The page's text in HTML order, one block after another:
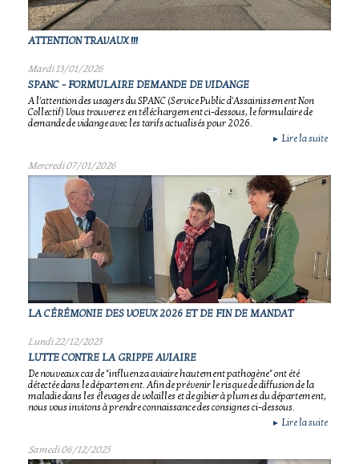
ATTENTION TRAVAUX !!!
Mardi 13/01/2026
SPANC - FORMULAIRE DEMANDE DE VIDANGE
A l'attention des usagers du SPANC (Service Public d'Assainissement Non
Collectif) Vous trouverez en téléchargement ci-dessous, le formulaire de
demande de vidange avec les tarifs actualisés pour 2026.
► Lire la suite
Mercredi 07/01/2026
LA CÉRÉMONIE DES VOEUX 2026 ET DE FIN DE MANDAT
Lundi 22/12/2025
LUTTE CONTRE LA GRIPPE AVIAIRE
De nouveaux cas de "influenza aviaire hautement pathogène" ont été
détectée dans le département. Afin de prévenir le risque de diffusion de la
maladie dans les élevages de volailles et de gibier à plumes du département,
nous vous invitons à prendre connaissance des consignes ci-dessous.
► Lire la suite
Samedi 06/12/2025